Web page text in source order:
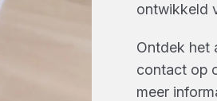
ontwikkeld
Ontdek het
contact op
meer